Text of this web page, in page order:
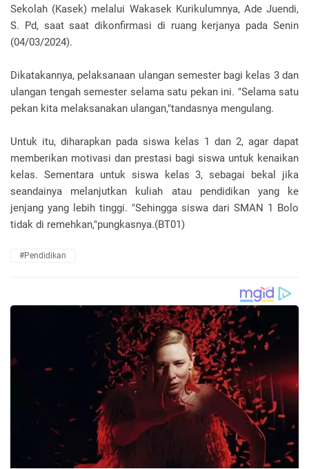
Sekolah (Kasek) melalui Wakasek Kurikulumnya, Ade Juendi,
S. Pd, saat saat dikonfirmasi di ruang kerjanya pada Senin
(04/03/2024).
Dikatakannya, pelaksanaan ulangan semester bagi kelas 3 dan
ulangan tengah semester selama satu pekan ini. "Selama satu
pekan kita melaksanakan ulangan,"tandasnya mengulang.
Untuk itu, diharapkan pada siswa kelas 1 dan 2, agar dapat
memberikan motivasi dan prestasi bagi siswa untuk kenaikan
kelas. Sementara untuk siswa kelas 3, sebagai bekal jika
seandainya melanjutkan kuliah atau pendidikan yang ke
jenjang yang lebih tinggi. "Sehingga siswa dari SMAN 1 Bolo
tidak di remehkan,"pungkasnya.(BT01)
#Pendidikan